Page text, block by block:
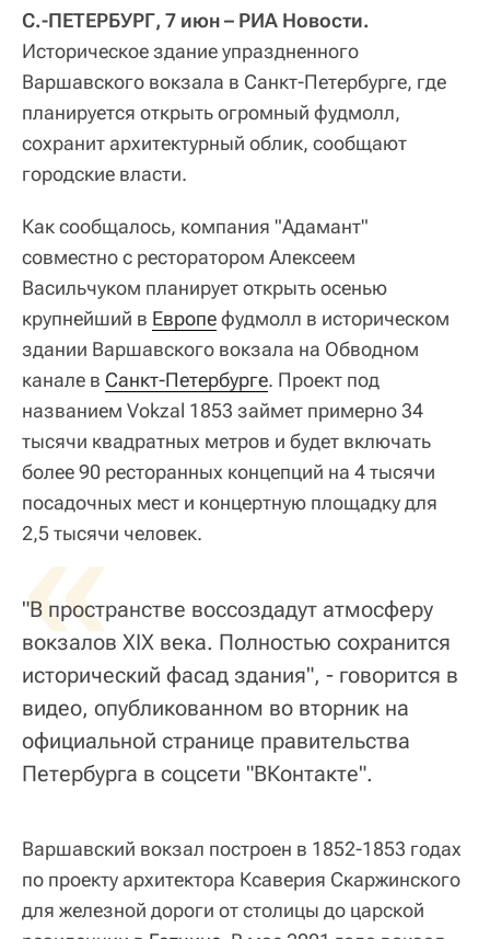
С.-ПЕТЕРБУРГ, 7 июн – РИА Новости.
Историческое здание упраздненного
Варшавского вокзала в Санкт-Петербурге, где
планируется открыть огромный фудмолл,
сохранит архитектурный облик, сообщают
городские власти.
Как сообщалось, компания "Адамант"
совместно с ресторатором Алексеем
Васильчуком планирует открыть осенью
крупнейший в Европефудмолл в историческом
здании Варшавского вокзала на Обводном
канале в Санкт-Петербурге. Проект под
названием Vokzal 1853 займет примерно 34
тысячи квадратных метров и будет включать
более 90 ресторанных концепций на 4 тысячи
посадочных мест и концертную площадку для
2,5 тысячи человек.
«
"В пространстве воссоздадут атмосферу
вокзалов XIX века. Полностью сохранится
исторический фасад здания", - говорится в
видео, опубликованном во вторник на
официальной странице правительства
Петербурга в соцсети "ВКонтакте".
Варшавский вокзал построен в 1852-1853 годах
по проекту архитектора Ксаверия Скаржинского
для железной дороги от столицы до царской